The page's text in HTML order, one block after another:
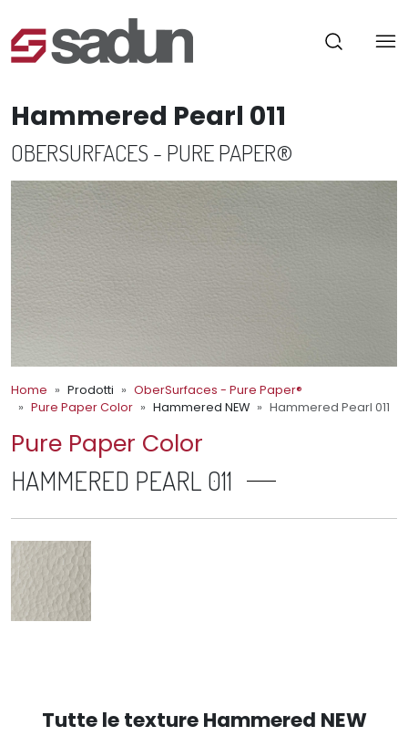
Hammered Pearl 011
OBERSURFACES - PURE PAPER®
Home Prodotti
OberSurfaces - Pure Paper®
Pure Paper Color
Hammered NEW Hammered Pearl 011
Pure Paper Color
HAMMERED PEARL 011
Tutte le texture Hammered NEW